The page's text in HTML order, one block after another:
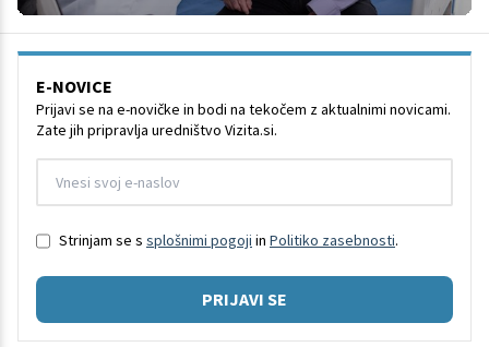
E-NOVICE
Prijavi se na e-novičke in bodi na tekočem z aktualnimi novicami.
Zate jih pripravlja uredništvo Vizita.si.
Strinjam se s splošnimi pogoji in Politiko zasebnosti.
PRIJAVI SE